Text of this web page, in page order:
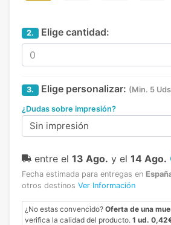
2. Elige cantidad:
3. Elige personalizar: (Min. 5
¿Dudas sobre impresión?
Sin impresión
entre el 13 Ago. y el 14 Ago.
Fecha estimada para entregas en
otros destinos Ver Información
¿No estas convencido? Oferta de una
verifica la calidad del producto. 1 ud.